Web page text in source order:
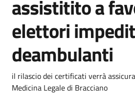
assistitito a
elettori
deambulanti
Dettagli della
il rilascio dei certificati verrà
Medicina Legale di Bracciano